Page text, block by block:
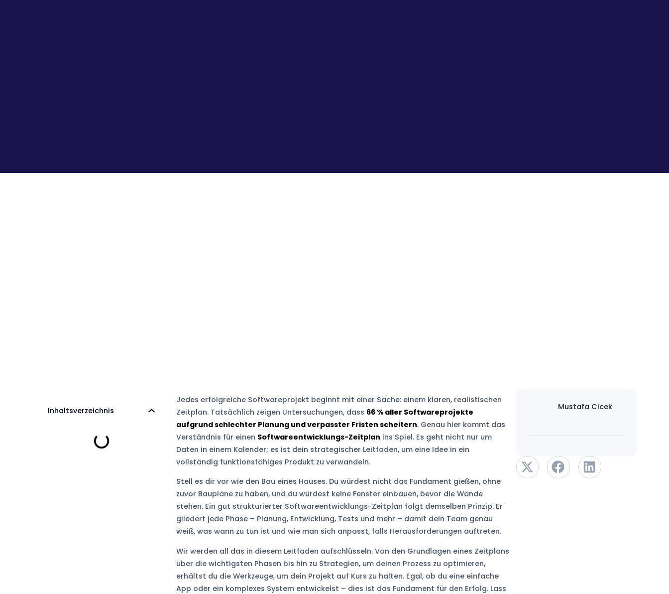
Inhaltsverzeichnis
Jedes erfolgreiche Softwareprojekt beginnt mit einer Sache: einem klaren, realistischen
Zeitplan. Tatsächlich zeigen Untersuchungen, dass 66 % aller Softwareprojekte
aufgrund schlechter Planung und verpasster Fristen scheitern. Genau hier kommt das
Verständnis für einen Softwareentwicklungs-Zeitplan ins Spiel. Es geht nicht nur um
Daten in einem Kalender; es ist dein strategischer Leitfaden, um eine Idee in ein
vollständig funktionsfähiges Produkt zu verwandeln.
Stell es dir vor wie den Bau eines Hauses. Du würdest nicht das Fundament gießen, ohne
zuvor Baupläne zu haben, und du würdest keine Fenster einbauen, bevor die Wände
stehen. Ein gut strukturierter Softwareentwicklungs-Zeitplan folgt demselben Prinzip. Er
gliedert jede Phase – Planung, Entwicklung, Tests und mehr – damit dein Team genau
weiß, was wann zu tun ist und wie man sich anpasst, falls Herausforderungen auftreten.
Wir werden all das in diesem Leitfaden aufschlüsseln. Von den Grundlagen eines Zeitplans
über die wichtigsten Phasen bis hin zu Strategien, um deinen Prozess zu optimieren,
erhältst du die Werkzeuge, um dein Projekt auf Kurs zu halten. Egal, ob du eine einfache
App oder ein komplexes System entwickelst – dies ist das Fundament für den Erfolg. Lass
Mustafa Cicek